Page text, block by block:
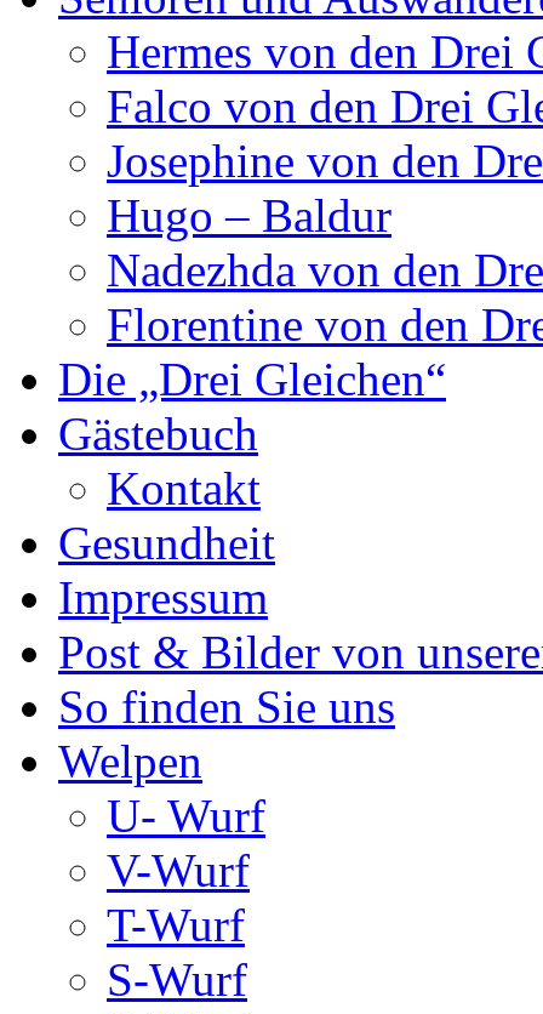
Hermes von den Drei
Falco von den Drei
Josephine von den
Hugo – Baldur
Nadezhda von den
Florentine von den
Die „Drei Gleichen“
Gästebuch
Kontakt
Gesundheit
Impressum
Post & Bilder von
So finden Sie uns
Welpen
U- Wurf
V-Wurf
T-Wurf
S-Wurf